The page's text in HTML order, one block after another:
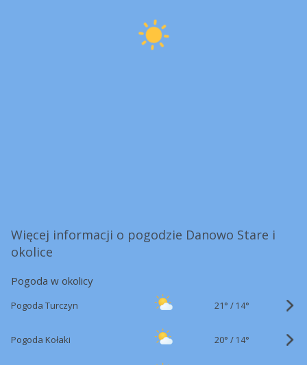
Więcej informacji o pogodzie Danowo Stare i
okolice
Pogoda w okolicy
Pogoda Turczyn 21° / 14°
Pogoda Kołaki 20° / 14°